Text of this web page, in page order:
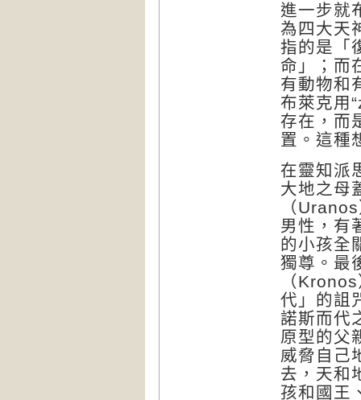
進一步就
為四大天
指的是「
命」；而
有動物和
布萊克用“
存在，而
置。這種
在靈知派
大地之母
（Uranos
男性，有
的小孩全
獨尊。最
（Kronos
代」的詛
諾斯而代
原型的父
威脅自己
去，天和
孩和國王